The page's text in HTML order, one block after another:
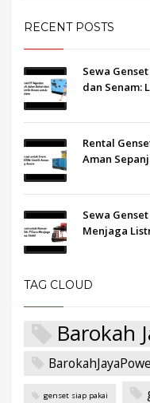
RECENT POSTS
Sewa
dan Senam:
Rental
Aman
Sewa
Menjaga
TAG CLOUD
Barokah
genset siap pakai